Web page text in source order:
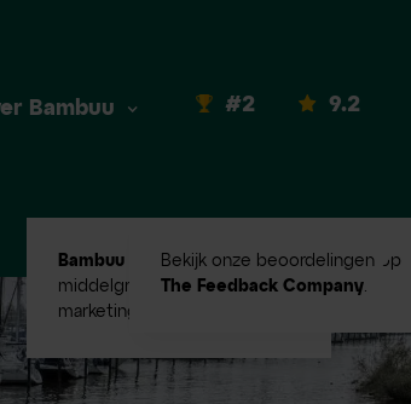
Bambuu #2
Bambuu #2
in Emerce100
middelgroot digital
marketingbureaus!
9.2
Bekijk onze beoordelingen op
The Feedback Company.